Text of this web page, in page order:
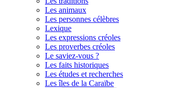
Les animaux
Les personnes célèbres
Lexique
Les expressions créoles
Les proverbes créoles
Le saviez-vous ?
Les faits historiques
Les études et recherches
Les îles de la Caraïbe